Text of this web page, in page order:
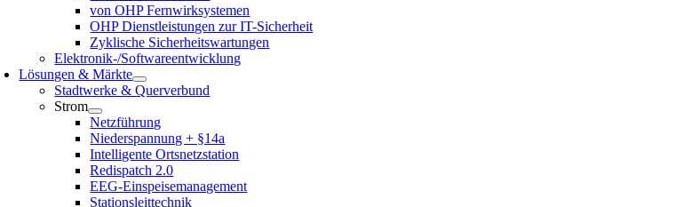
von OHP Fernwirksystemen
OHP Dienstleistungen zur IT-Sicherheit
Zyklische Sicherheitswartungen
Elektronik-/Softwareentwicklung
Lösungen & Märkte
Stadtwerke & Querverbund
Strom
Netzführung
Niederspannung + §14a
Intelligente Ortsnetzstation
Redispatch 2.0
EEG-Einspeisemanagement
Stationsleittechnik